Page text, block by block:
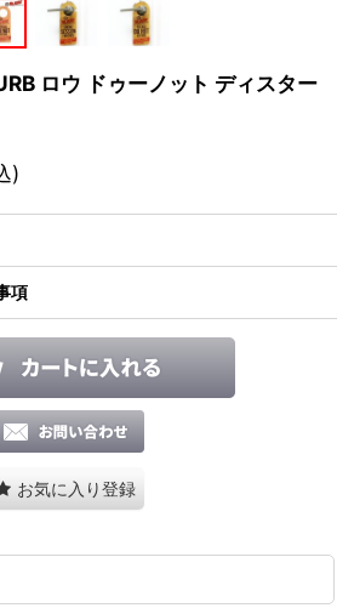
ロウ ドゥーノット ディスター
)
項
お気に入り登録